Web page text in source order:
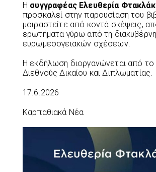
Η συγγραφέας Ελευθερία
προσκαλεί στην παρουσίαση του
μοιραστείτε από κοντά σκέψεις,
ερωτήματα γύρω από τη
ευρωμεσογειακών σχέσεων.
Η εκδήλωση διοργανώνεται από
Διεθνούς Δικαίου και Διπλωματίας.
17.6.2026
Καρπαθιακά Νέα